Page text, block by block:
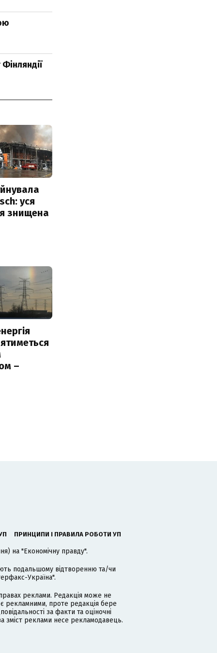
уся
знищена
–
ПРИНЦИПИ І ПРАВИЛА РОБОТИ УП
на "Економічну правду".
подальшому відтворенню та/чи
Україна".
реклами. Редакція може не
рекламними, проте редакція бере
за факти та оціночні
зміст реклами несе рекламодавець.